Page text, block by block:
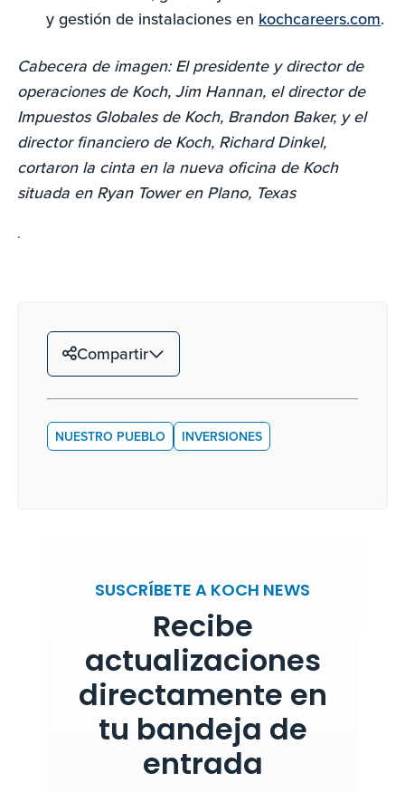
y gestión de instalaciones en kochcareers.com.
Cabecera de imagen: El presidente y director de
operaciones de Koch, Jim Hannan, el director de
Impuestos Globales de Koch, Brandon Baker, y el
director financiero de Koch, Richard Dinkel,
cortaron la cinta en la nueva oficina de Koch
situada en Ryan Tower en Plano, Texas
.
Compartir
NUESTRO PUEBLO INVERSIONES
SUSCRÍBETE A KOCH NEWS
Recibe
actualizaciones
directamente en
tu bandeja de
entrada